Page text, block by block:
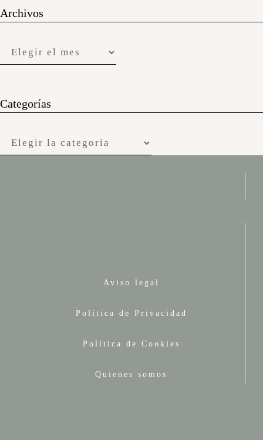
Archivos
Categorías
Aviso legal
Política de Privacidad
Política de Cookies
Quienes somos